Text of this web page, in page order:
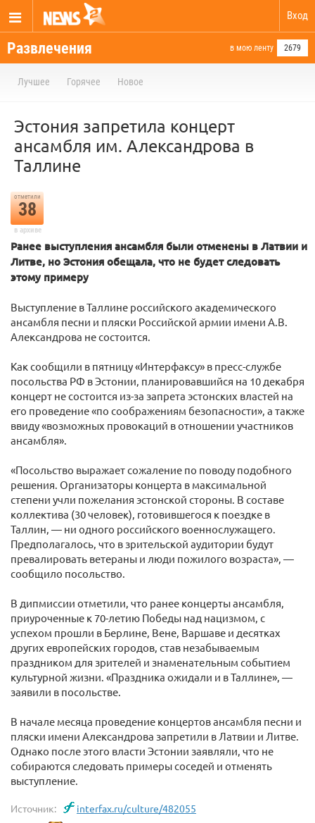
Вход
Развлечения в мою ленту 2679
Лучшее Горячее Новое
Эстония запретила концерт
ансамбля им. Александрова в
Таллине
отметили
38
в архиве
Ранее выступления ансамбля были отменены в Латвии и
Литве, но Эстония обещала, что не будет следовать
этому примеру
Выступление в Таллине российского академического
ансамбля песни и пляски Российской армии имени А.В.
Александрова не состоится.
Как сообщили в пятницу «Интерфаксу» в пресс-службе
посольства РФ в Эстонии, планировавшийся на 10 декабря
концерт не состоится из-за запрета эстонских властей на
его проведение «по соображениям безопасности», а также
ввиду «возможных провокаций в отношении участников
ансамбля».
«Посольство выражает сожаление по поводу подобного
решения. Организаторы концерта в максимальной
степени учли пожелания эстонской стороны. В составе
коллектива (30 человек), готовившегося к поездке в
Таллин, — ни одного российского военнослужащего.
Предполагалось, что в зрительской аудитории будут
превалировать ветераны и люди пожилого возраста», —
сообщило посольство.
В дипмиссии отметили, что ранее концерты ансамбля,
приуроченные к 70-летию Победы над нацизмом, с
успехом прошли в Берлине, Вене, Варшаве и десятках
других европейских городов, став незабываемым
праздником для зрителей и знаменательным событием
культурной жизни. «Праздника ожидали и в Таллине», —
заявили в посольстве.
В начале месяца проведение концертов ансамбля песни и
пляски имени Александрова запретили в Латвии и Литве.
Однако после этого власти Эстонии заявляли, что не
собираются следовать примеры соседей и отменять
выступление.
Источник: interfax.ru/culture/482055